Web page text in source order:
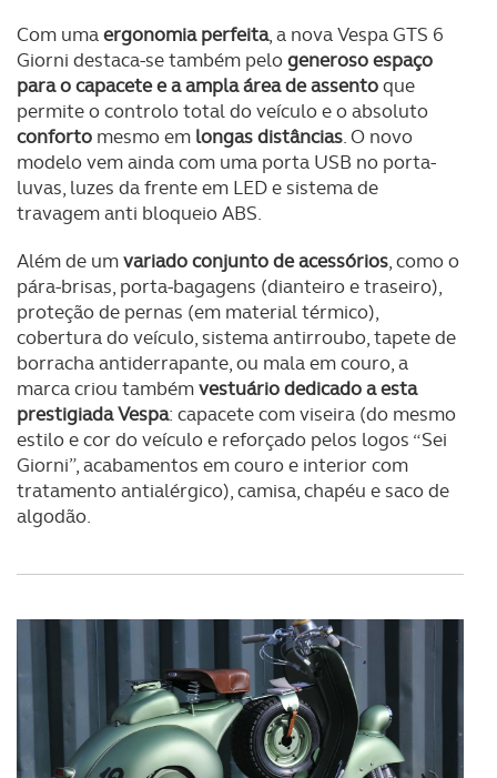
Com umaergonomia perfeita, a nova Vespa GTS 6
Giorni destaca-se também pelogeneroso espaço
para o capacete e a ampla área de assentoque
permite o controlo total do veículo e o absoluto
conforto mesmo em longas distâncias. O novo
modelo vem ainda com uma porta USB no porta-
luvas, luzes da frente em LED e sistema de
travagem anti bloqueio ABS.
Além de umvariado conjunto de acessórios, como o
pára-brisas, porta-bagagens (dianteiro e traseiro),
proteção de pernas (em material térmico),
cobertura do veículo, sistema antirroubo, tapete de
borracha antiderrapante, ou mala em couro, a
marca criou tambémvestuário dedicado a esta
prestigiada Vespa: capacete com viseira (do mesmo
estilo e cor do veículo e reforçado pelos logos “Sei
Giorni”, acabamentos em couro e interior com
tratamento antialérgico), camisa, chapéu e saco de
algodão.